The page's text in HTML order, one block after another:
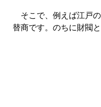
そこで、例えば江戸の
替商です。のちに財閥